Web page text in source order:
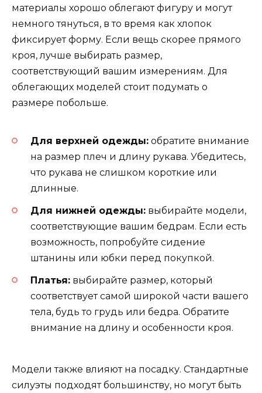
материалы хорошо облегают фигуру и могут
немного тянуться, в то время как хлопок
фиксирует форму. Если вещь скорее прямого
кроя, лучше выбирать размер,
соответствующий вашим измерениям. Для
облегающих моделей стоит подумать о
размере побольше.
Для верхней одежды: обратите внимание
на размер плеч и длину рукава. Убедитесь,
что рукава не слишком короткие или
длинные.
Для нижней одежды: выбирайте модели,
соответствующие вашим бедрам. Если есть
возможность, попробуйте сидение
штанины или юбки перед покупкой.
Платья: выбирайте размер, который
соответствует самой широкой части вашего
тела, будь то грудь или бедра. Обратите
внимание на длину и особенности кроя.
Модели также влияют на посадку. Стандартные
силуэты подходят большинству, но могут быть